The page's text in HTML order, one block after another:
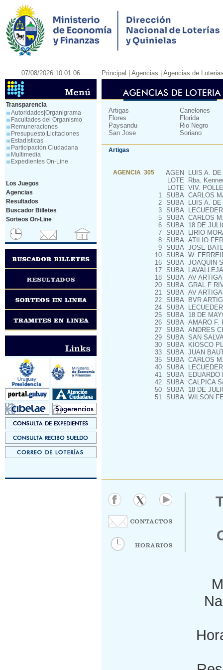
07/08/2026 10:01:06 Principal | Agencias | Agencias de
Transparencia
Autoridades|Organigrama
Facultades del Organismo
Remuneraciones
Presupuesto|Licitaciones
Estadísticas
Participación Ciudadana
Multimedia
Expedientes On-Line
Los Juegos
Agencias
Resultados
Buscador Billetes
Sorteos On-Line
Artigas
Canelones
Flores
Florida
Paysandu
Rio Negro
San Jose
Soriano
Artigas
AGENCIA 305 AGEN LUIS A. DE
LOTE Rba.
LOTE VIV.
1 SUBA CARLOS
2 SUBA LUIS A. DE
3 SUBA
5 SUBA CARLOS
6 SUBA 18 DE
7 SUBA LIRIO
8 SUBA ATILIO
9 SUBA JOSE
10 SUBA W.
16 SUBA JOAQUIN
17 SUBA
18 SUBA AV
20 SUBA GRAL F
21 SUBA AV
22 SUBA BVR
24 SUBA
25 SUBA 18 DE
26 SUBA AMARO F.
27 SUBA ANDRES
29 SUBA SAN
30 SUBA KIOSCO
33 SUBA JUAN
35 SUBA CARLOS
40 SUBA
41 SUBA EDUARDO
42 SUBA CALPICA
50 SUBA 18 DE
51 SUBA WILSON